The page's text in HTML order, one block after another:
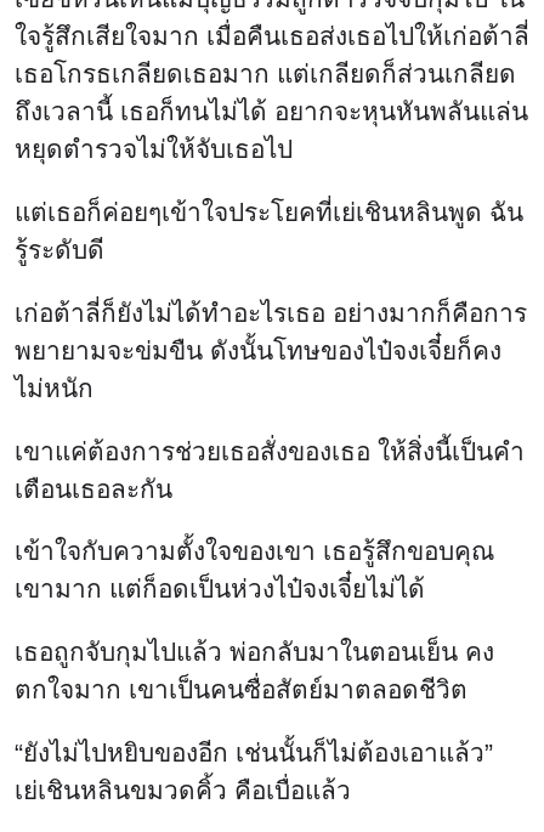
ใจรู้สึกเสียใจมาก เมื่อคืนเธอส่งเธอไปให้เก่อต้าลี่
เธอโกรธเกลียดเธอมาก แต่เกลียดก็ส่วนเกลียด
ถึงเวลานี้ เธอก็ทนไม่ได้ อยากจะหุนหันพลันแล่น
หยุดตำรวจไม่ให้จับเธอไป
แต่เธอก็ค่อยๆเข้าใจประโยคที่เย่เชินหลินพูด ฉัน
รู้ระดับดี
เก่อต้าลี่ก็ยังไม่ได้ทำอะไรเธอ อย่างมากก็คือการ
พยายามจะข่มขืน ดังนั้นโทษของไป๋จงเจี๋ยก็คง
ไม่หนัก
เขาแค่ต้องการช่วยเธอสั่งของเธอ ให้สิ่งนี้เป็นคำ
เตือนเธอละกัน
เข้าใจกับความตั้งใจของเขา เธอรู้สึกขอบคุณ
เขามาก แต่ก็อดเป็นห่วงไป๋จงเจี๋ยไม่ได้
เธอถูกจับกุมไปแล้ว พ่อกลับมาในตอนเย็น คง
ตกใจมาก เขาเป็นคนซื่อสัตย์มาตลอดชีวิต
“ยังไม่ไปหยิบของอีก เช่นนั้นก็ไม่ต้องเอาแล้ว”
เย่เชินหลินขมวดคิ้ว คือเบื่อแล้ว